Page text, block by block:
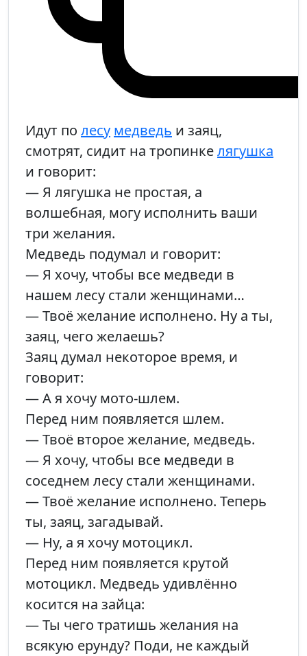
Идут по лесу медведь и заяц,
смотрят, сидит на тропинкелягушка
и говорит:
— Я лягушка не простая, а
волшебная, могу исполнить ваши
три желания.
Медведь подумал и говорит:
— Я хочу, чтобы все медведи в
нашем лесу стали женщинами…
— Твоё желание исполнено. Ну а ты,
заяц, чего желаешь?
Заяц думал некоторое время, и
говорит:
— А я хочу мото-шлем.
Перед ним появляется шлем.
— Твоё второе желание, медведь.
— Я хочу, чтобы все медведи в
соседнем лесу стали женщинами.
— Твоё желание исполнено. Теперь
ты, заяц, загадывай.
— Ну, а я хочу мотоцикл.
Перед ним появляется крутой
мотоцикл. Медведь удивлённо
косится на зайца:
— Ты чего тратишь желания на
всякую ерунду? Поди, не каждый